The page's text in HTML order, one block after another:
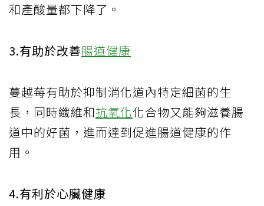
和產酸量都下降了。
3.有助於改善腸道健康
蔓越莓有助於抑制消化道內特定細菌的生
長，同時纖維和抗氧化化合物又能夠滋養腸
道中的好菌，進而達到促進腸道健康的作
用。
4.有利於心臟健康